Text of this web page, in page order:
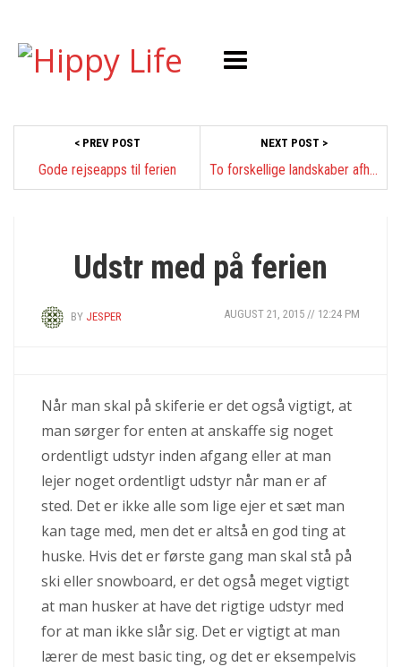
< PREV POST
Gode rejseapps til ferien
NEXT POST >
To forskellige landskaber afhængig af årstiden
Udstr med på ferien
BY JESPER AUGUST 21, 2015 // 12:24 PM
Når man skal på skiferie er det også vigtigt, at
man sørger for enten at anskaffe sig noget
ordentligt udstyr inden afgang eller at man
lejer noget ordentligt udstyr når man er af
sted. Det er ikke alle som lige ejer et sæt man
kan tage med, men det er altså en god ting at
huske. Hvis det er første gang man skal stå på
ski eller snowboard, er det også meget vigtigt
at man husker at have det rigtige udstyr med
for at man ikke slår sig. Det er vigtigt at man
lærer de mest basic ting, og det er eksempelvis